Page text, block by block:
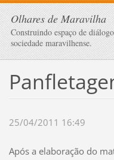
Olhares de Maravilha
Construindo espaço de
sociedade maravilhense.
25/04/2011 16:49
Após a elaboração do